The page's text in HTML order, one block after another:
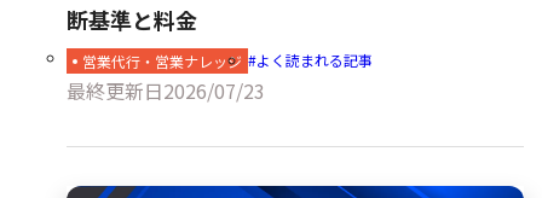
断基準と料金
営業代行・営業ナレッジ よく読まれる記事
最終更新日2026/07/23